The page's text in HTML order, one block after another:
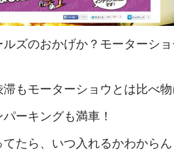
ズのおかげか？モーターシ
もモーターショウとは比べ
ーキングも満車！
てたら、いつ入れるかわから